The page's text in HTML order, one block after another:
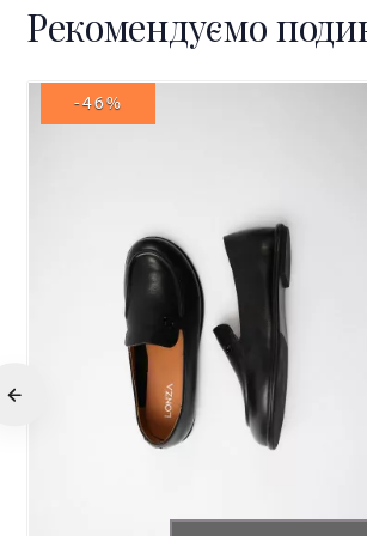
Рекомендуємо
-46%